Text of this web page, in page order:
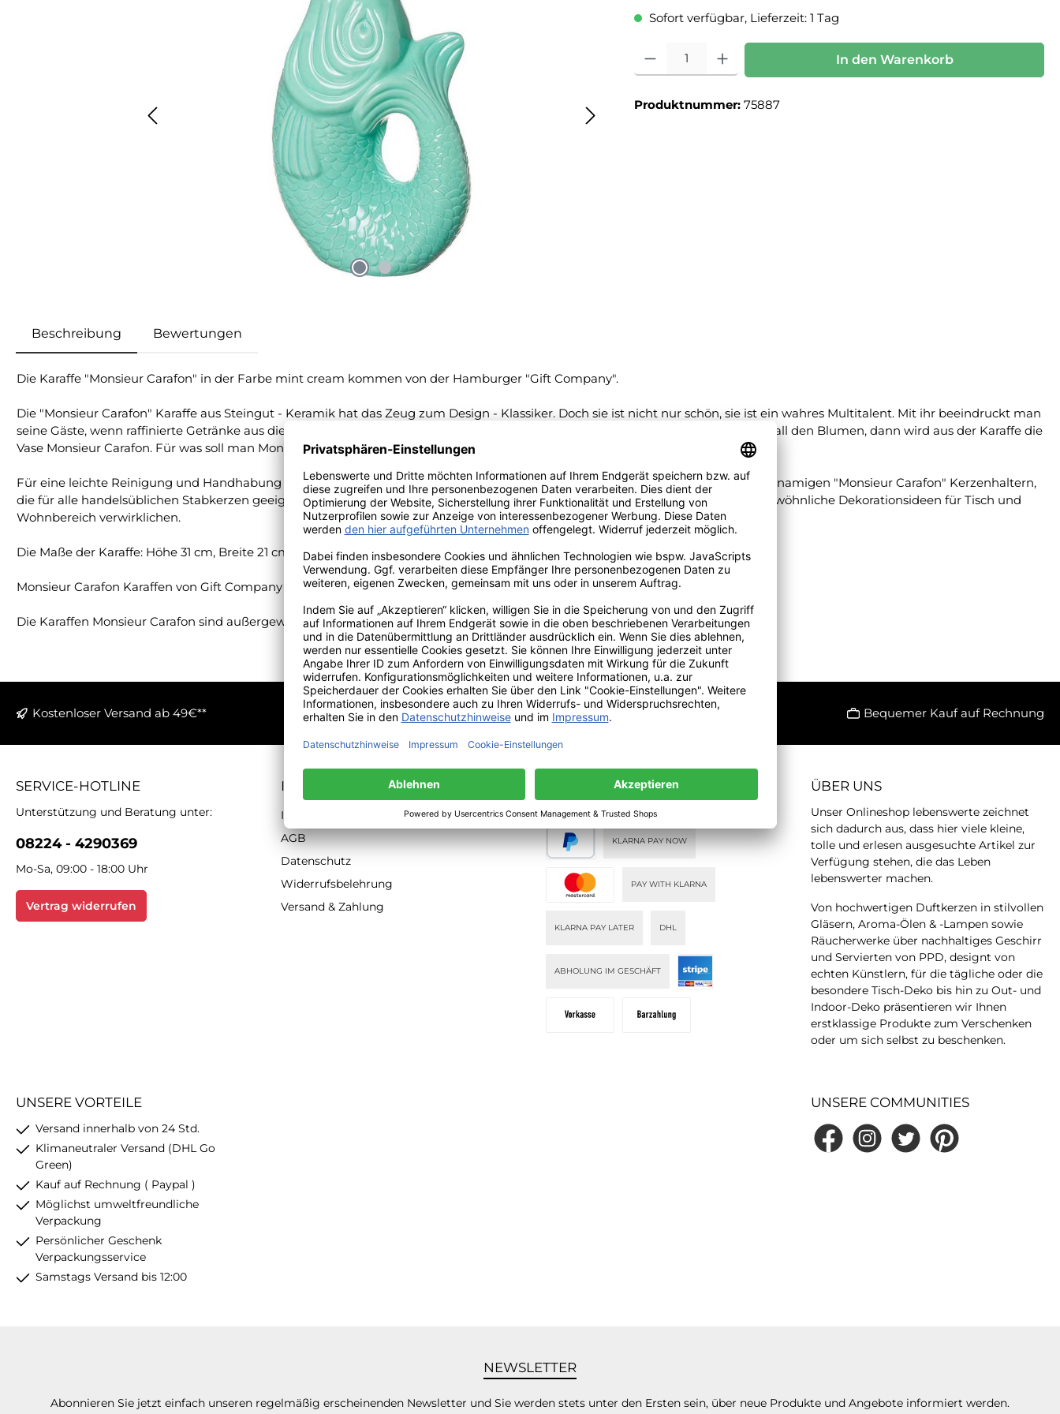
Sofort verfügbar, Lieferzeit: 1 Tag
Produkt Anzahl: Gib den gewünschten Wert ein oder benutze die Schaltflächen um die
In den Warenkorb
Produktnummer: 75887
Beschreibung Bewertungen
Die Karaffe "Monsieur Carafon" in der Farbe mint cream kommen von der Hamburger "Gift Company".
Die "Monsieur Carafon" Karaffe aus Steingut - Keramik hat das Zeug zum Design - Klassiker. Doch sie ist nicht nur schön, sie ist ein wahres Multitalent. Mit ihr beeindruckt man
seine Gäste, wenn raffinierte Getränke aus dieser schönen Karaffe angeboten werden. Und wenn Sie gar nicht wissen, wohin mit all den Blumen, dann wird aus der Karaffe die
Vase Monsieur Carafon. Für was soll man Monsieur Carafon nun verwenden, die Wahl fällt schwer.
Für eine leichte Reinigung und Handhabung ist die Karaffe miteiner schützenden Glasur versehen. In Verbindung mit den gleichnamigen "Monsieur Carafon" Kerzenhaltern,
die für alle handelsüblichen Stabkerzen geeignet sind, lassen sich im Handumdrehen und spielend einfach kreative und außergewöhnliche Dekorationsideen für Tisch und
Wohnbereich verwirklichen.
Die Maße der Karaffe: Höhe 31 cm, Breite 21 cm, Tiefe 12 cm. I nhaltsvolumen ca. 2,7 Liter.
Monsieur Carafon Karaffen von Gift Company sind Spülmaschinenfest und Lebensmittelecht.
Die Karaffen Monsieur Carafon sind außergewöhnliche Dekorationsobjekte und auch eine besondere Geschenkidee.
Kostenloser Versand ab 49€** Versand innerhalb von 24h Bequemer Kauf auf Rechnung
SERVICE-HOTLINE
Unterstützung und Beratung unter:
08224 - 4290369
Mo-Sa, 09:00 - 18:00 Uhr
Vertrag widerrufen
INFORMATIONEN
Impressum
AGB
Datenschutz
Widerrufsbelehrung
Versand & Zahlung
ZAHLUNGS- UND
VERSANDARTEN
KLARNA PAY NOW
PAY WITH KLARNA
KLARNA PAY LATER DHL
ABHOLUNG IM GESCHÄFT
ÜBER UNS
Unser Onlineshop lebenswerte zeichnet
sich dadurch aus, dass hier viele kleine,
tolle und erlesen ausgesuchte Artikel zur
Verfügung stehen, die das Leben
lebenswerter machen.
Von hochwertigen Duftkerzen in stilvollen
Gläsern, Aroma-Ölen & -Lampen sowie
Räucherwerke über nachhaltiges Geschirr
und Servierten von PPD, designt von
echten Künstlern, für die tägliche oder die
besondere Tisch-Deko bis hin zu Out- und
Indoor-Deko präsentieren wir Ihnen
erstklassige Produkte zum Verschenken
oder um sich selbst zu beschenken.
UNSERE VORTEILE
Versand innerhalb von 24 Std.
Klimaneutraler Versand (DHL Go
Green)
Kauf auf Rechnung ( Paypal )
Möglichst umweltfreundliche
Verpackung
Persönlicher Geschenk
Verpackungsservice
Samstags Versand bis 12:00
UNSERE COMMUNITIES
FacebookInstagramTwitter Pinterest
NEWSLETTER
Abonnieren Sie jetzt einfach unseren regelmäßig erscheinenden Newsletter und Sie werden stets unter den Ersten sein, über neue Produkte und Angebote informiert werden.